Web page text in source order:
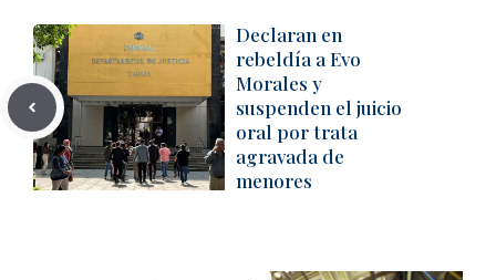
Declaran en
rebeldía a Evo
Morales y
suspenden el juicio
oral por trata
agravada de
menores